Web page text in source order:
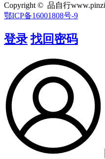
Copyright © 品自行
鄂ICP备16001808号-9
登录 找回密码